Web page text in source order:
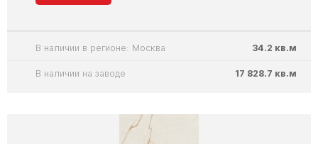
В наличии в регионе: Москва 34.2 кв.м
В наличии на заводе 17 828.7 кв.м